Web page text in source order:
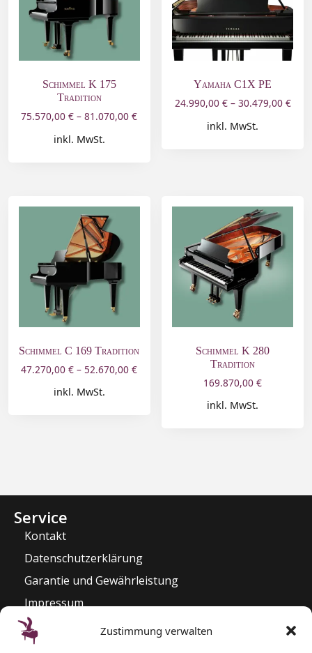
Zustimmung verwalten
Schimmel K 175
Tradition
75.570,00€ –81.070,00€
inkl. MwSt.
Yamaha C1X PE
24.990,00 €– 30.479,00 €
inkl. MwSt.
Schimmel C 169 Tradition
47.270,00€ –52.670,00€
inkl. MwSt.
Schimmel K 280
Tradition
169.870,00€
inkl. MwSt.
Service
Kontakt
Datenschutzerklärung
Garantie und Gewährleistung
Impressum
Widerrufsrecht